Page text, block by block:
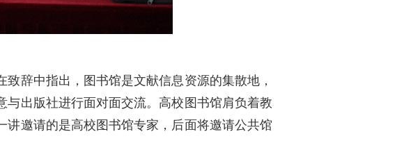
辞中指出，图书馆是文献信息资源的集散地，
出版社进行面对面交流。高校图书馆肩负着教
邀请的是高校图书馆专家，后面将邀请公共馆